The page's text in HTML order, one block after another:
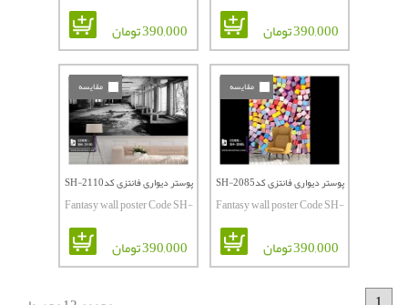
390,000 تومان 390,000 تومان
مقایسه
پوستر دیواری فانتزی کدSH-2085
Fantasy wall poster Code SH-
390,000 تومان
مقایسه
پوستر دیواری فانتزی کدSH-2110
Fantasy wall poster Code SH-
390,000 تومان